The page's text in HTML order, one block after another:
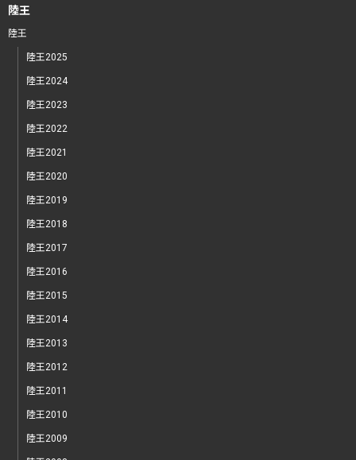
陸王
陸王
陸王2025
陸王2024
陸王2023
陸王2022
陸王2021
陸王2020
陸王2019
陸王2018
陸王2017
陸王2016
陸王2015
陸王2014
陸王2013
陸王2012
陸王2011
陸王2010
陸王2009